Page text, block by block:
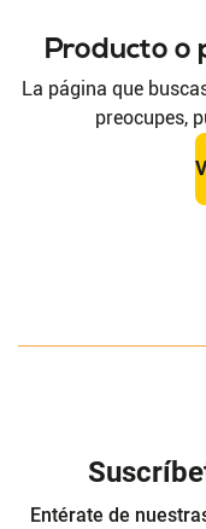
Producto o
La página que
preocupes,
Entérate de